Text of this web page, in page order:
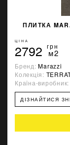
ПЛИТКА
ЦІНА
2792 грн
м2
Бренд:Marazzi
Колекція:
Країна-виробник:
ДІЗНАЙТИСЯ